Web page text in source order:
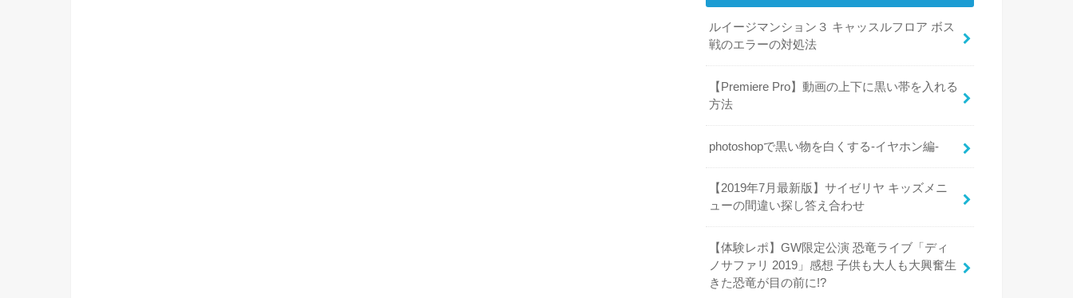
ルイージマンション３ キャッスルフロア ボス
戦のエラーの対処法
【Premiere Pro】動画の上下に黒い帯を入れる
方法
photoshopで黒い物を白くする-イヤホン編-
【2019年7月最新版】サイゼリヤ キッズメニ
ューの間違い探し答え合わせ
【体験レポ】GW限定公演 恐竜ライブ「ディ
ノサファリ 2019」感想 子供も大人も大興奮生
きた恐竜が目の前に!?